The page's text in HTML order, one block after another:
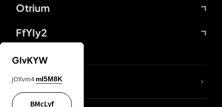
Otrium
FfYIy2
DDcvSo
GIvKYW
jOXvm4 mI5M8K
BMcLyf